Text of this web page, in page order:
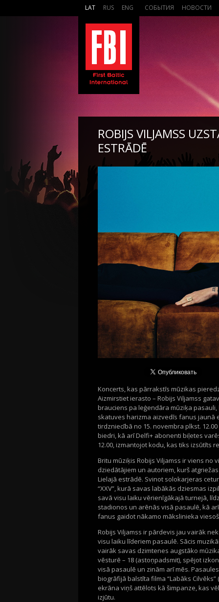
LAT RUS ENG СОБЫТИЯ НОВОСТИ
ROBIJS VILJAMSS
ESTRĀDĒ
Koncerts, kas pārrakstīs mūzikas
Aizmirstiet ierasto – Robijs Viljamss
brauciens pa leģendāra mūziķa
skatuves harizma aizvedīs fanus jaunā
tirdzniecībā no 15. novembra plkst.
biedri, kā arī Delfi+ abonenti biļetes
12.00, izmantojot kodu, kas tiks izsūtīts
Britu mūziķis Robijs Viljamss ir viens no
dziedātājiem un autoriem, kurš
Lielajā estrādē. Svinot solokarjeras
“XXV”, kurā savas labākās dziesmas
savā visu laiku vērienīgākajā turnejā,
stadionos un arēnās visā pasaulē, kā
fanus gaidot nākamo mākslinieka
Robijs Viljamss ir pārdevis jau vairāk
visu laiku līderiem pasaulē. Sācis
vairāk savas dzimtenes augstāko
vēsturē – 18 (astoņpadsmit), spējot
visā pasaulē un zinām arī mēs.
biogrāfijā balstīta filma “Labāks
ekrāna viņš attēlots kā šimpanze, kas
izjūtu.